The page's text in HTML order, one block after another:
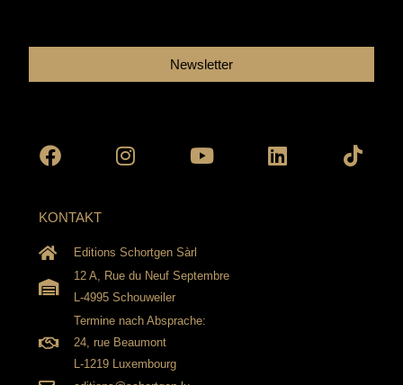
Newsletter
KONTAKT
Editions Schortgen Sàrl
12 A, Rue du Neuf Septembre
L-4995 Schouweiler
Termine nach Absprache:
24, rue Beaumont
L-1219 Luxembourg